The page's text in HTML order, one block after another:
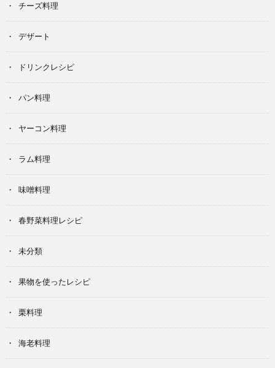
チーズ料理
デザート
ドリンクレシピ
パン料理
ヤーコン料理
ラム料理
味噌料理
春野菜料理レシピ
未分類
果物を使ったレシピ
栗料理
海老料理